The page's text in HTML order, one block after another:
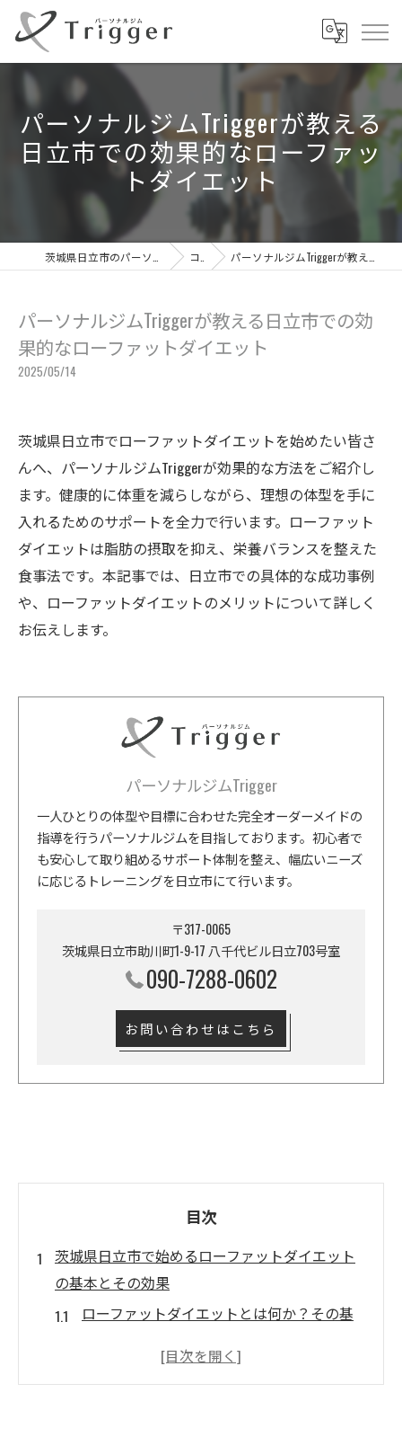
パーソナルジムTriggerが教える
日立市での効果的なローファッ
トダイエット
コラム パーソナルジムTriggerが教える日立市での効果的なローファットダイエット
パーソナルジムTriggerが教える日立市での効
果的なローファットダイエット
2025/05/14
茨城県日立市でローファットダイエットを始めたい皆さ
んへ、パーソナルジムTriggerが効果的な方法をご紹介し
ます。健康的に体重を減らしながら、理想の体型を手に
入れるためのサポートを全力で行います。ローファット
ダイエットは脂肪の摂取を抑え、栄養バランスを整えた
食事法です。本記事では、日立市での具体的な成功事例
や、ローファットダイエットのメリットについて詳しく
お伝えします。
パーソナルジムTrigger
一人ひとりの体型や目標に合わせた完全オーダーメイドの
指導を行うパーソナルジムを目指しております。初心者で
も安心して取り組めるサポート体制を整え、幅広いニーズ
に応じるトレーニングを日立市にて行います。
〒317-0065
茨城県日立市助川町1-9-17 八千代ビル日立703号室
090-7288-0602
お問い合わせはこちら
目次
茨城県日立市で始めるローファットダイエット
の基本とその効果
ローファットダイエットとは何か？その基
日立市におけるローファットダイエットの